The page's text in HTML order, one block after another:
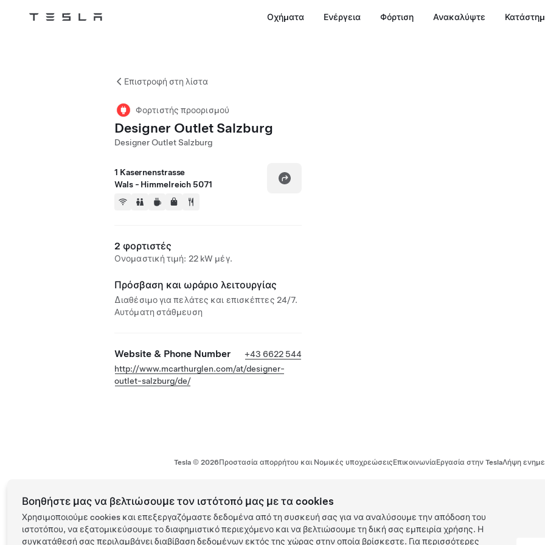
Tesla Οχήματα Ενέργεια Φόρτιση Ανακαλύψτε
Επιστροφή στη λίστα
Φορτιστής προορισμού
Designer Outlet Salzburg
Designer Outlet Salzburg
1 Kasernenstrasse
Wals - Himmelreich 5071
2 φορτιστές
Ονομαστική τιμή: 22 kW μέγ.
Πρόσβαση και ωράριο λειτουργίας
Διαθέσιμο για πελάτες και επισκέπτες 24/7.
Αυτόματη στάθμευση
Website & Phone Number
+43 6622 544
http://www.mcarthurglen.com/at/designer-
outlet-salzburg/de/
Tesla © 2026Προστασία απορρήτου και Νομικές υποχρεώσειςΕπικοινωνίαΕργασία στην TeslaΛήψη
Βοηθήστε μας να βελτιώσουμε τον ιστότοπό μας με τα cookies
Χρησιμοποιούμε cookies και επεξεργαζόμαστε δεδομένα από τη συσκευή σας για να αναλύσουμε την απόδοση του
ιστοτόπου, να εξατομικεύσουμε το διαφημιστικό περιεχόμενο και να βελτιώσουμε τη δική σας εμπειρία χρήσης. Η
συγκατάθεσή σας περιλαμβάνει διαβίβαση δεδομένων εκτός της χώρας στην οποία βρίσκεστε. Για περισσότερες